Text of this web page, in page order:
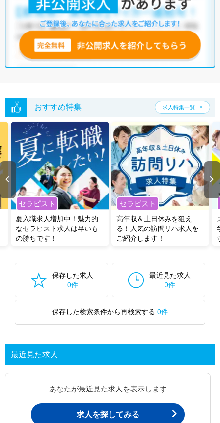
おすすめ特集 求人特集一覧
セラピスト
夏入職求人増加中！魅力的
なセラピスト求人は早いも
の勝ちです！
セラピスト
高年収＆土日休みを狙え
る！人気の訪問リハ求人を
ご紹介します！
保存した求人
0件
最近見た求人
0件
保存した検索条件から再検索する 0件
最近見た求人
あなたが最近見た求人を表示します
求人を探してみる